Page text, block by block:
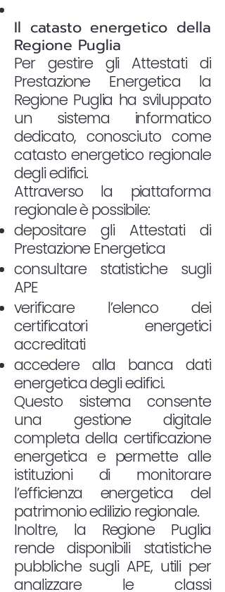
Il catasto energetico della
Regione Puglia
Per gestire gli Attestati di
Prestazione Energetica la
Regione Puglia ha sviluppato
un sistema informatico
dedicato, conosciuto come
catasto energetico regionale
degli edifici.
Attraverso la piattaforma
regionale è possibile:
depositare gli Attestati di
Prestazione Energetica
consultare statistiche sugli
APE
verificare l’elenco dei
certificatori energetici
accreditati
accedere alla banca dati
energetica degli edifici.
Questo sistema consente
una gestione digitale
completa della certificazione
energetica e permette alle
istituzioni di monitorare
l’efficienza energetica del
patrimonio edilizio regionale.
Inoltre, la Regione Puglia
rende disponibili statistiche
pubbliche sugli APE, utili per
analizzare le classi